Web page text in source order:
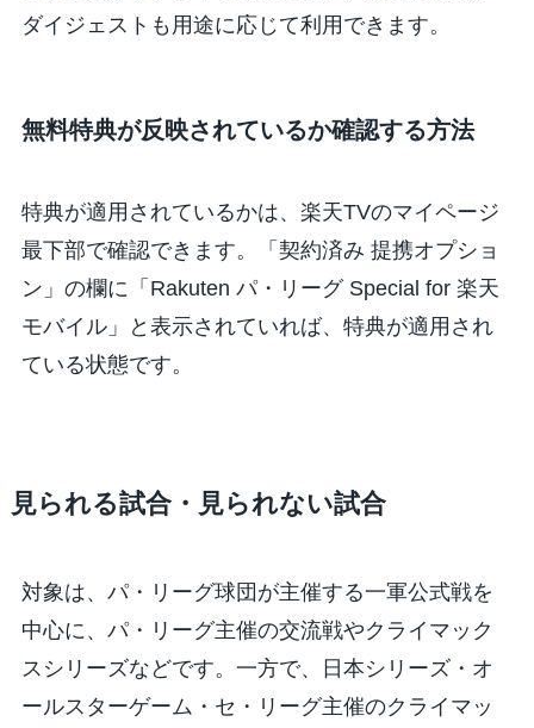
ダイジェストも用途に応じて利用できます。
無料特典が反映されているか確認する方法
特典が適用されているかは、楽天TVのマイページ
最下部で確認できます。「契約済み 提携オプショ
ン」の欄に「Rakuten パ・リーグ Special for 楽天
モバイル」と表示されていれば、特典が適用され
ている状態です。
見られる試合・見られない試合
対象は、パ・リーグ球団が主催する一軍公式戦を
中心に、パ・リーグ主催の交流戦やクライマック
スシリーズなどです。一方で、日本シリーズ・オ
ールスターゲーム・セ・リーグ主催のクライマッ